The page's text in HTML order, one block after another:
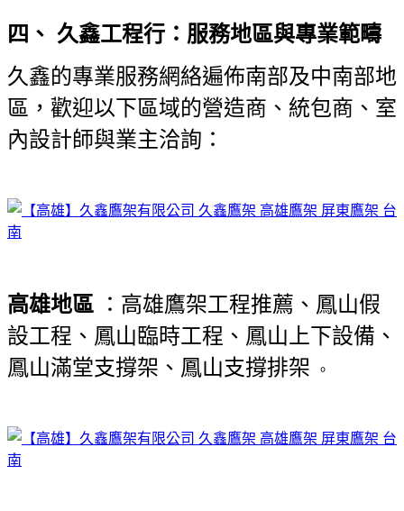
四、 久鑫工程行：服務地區與專業範疇
久鑫的專業服務網絡遍佈南部及中南部地
區，歡迎以下區域的營造商、統包商、室
內設計師與業主洽詢：
高雄地區 ：高雄鷹架工程推薦、鳳山假
設工程、鳳山臨時工程、鳳山上下設備、
鳳山滿堂支撐架、鳳山支撐排架
。